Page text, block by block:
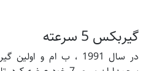
گیربکس 5 سرعته